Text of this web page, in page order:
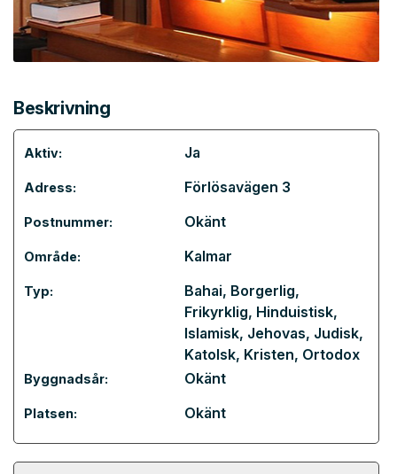
Beskrivning
Aktiv: Ja
Adress: Förlösavägen 3
Postnummer: Okänt
Område: Kalmar
Typ: Bahai, Borgerlig,
Frikyrklig, Hinduistisk,
Islamisk, Jehovas, Judisk,
Katolsk, Kristen, Ortodox
Byggnadsår: Okänt
Platsen: Okänt